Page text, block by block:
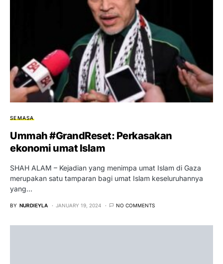
SEMASA
Ummah #GrandReset: Perkasakan
ekonomi umat Islam
SHAH ALAM – Kejadian yang menimpa umat Islam di Gaza
merupakan satu tamparan bagi umat Islam keseluruhannya
yang…
BY NURDIEYLA JANUARY 19, 2024 NO COMMENTS